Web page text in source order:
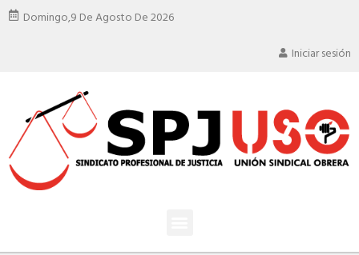
Domingo,9 De Agosto De 2026
Iniciar sesión